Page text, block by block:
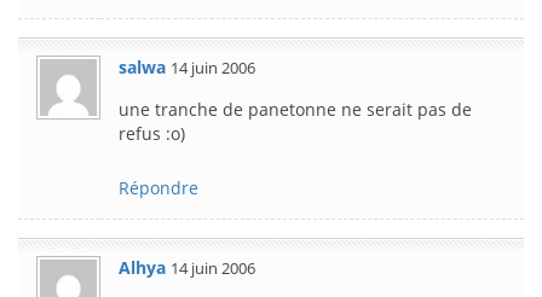
salwa 14 juin 2006
une tranche de panetonne ne serait pas de
refus :o)
Répondre
Alhya 14 juin 2006